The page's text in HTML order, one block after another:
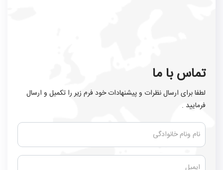
تماس با ما
لطفا برای ارسال نظرات و پیشنهادات خود فرم زیر را تکمیل و ارسال
فرمایید .